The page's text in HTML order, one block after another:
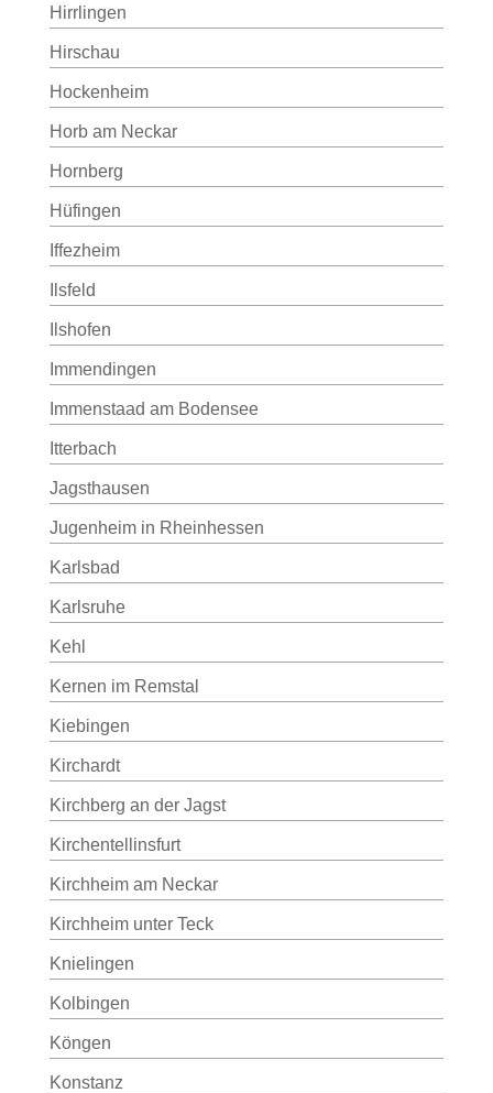
Hirrlingen
Hirschau
Hockenheim
Horb am Neckar
Hornberg
Hüfingen
Iffezheim
Ilsfeld
Ilshofen
Immendingen
Immenstaad am Bodensee
Itterbach
Jagsthausen
Jugenheim in Rheinhessen
Karlsbad
Karlsruhe
Kehl
Kernen im Remstal
Kiebingen
Kirchardt
Kirchberg an der Jagst
Kirchentellinsfurt
Kirchheim am Neckar
Kirchheim unter Teck
Knielingen
Kolbingen
Köngen
Konstanz